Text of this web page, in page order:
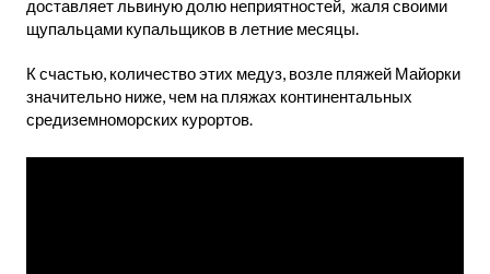
доставляет львиную долю неприятностей, жаля своими
щупальцами купальщиков в летние месяцы.
К счастью, количество этих медуз, возле пляжей Майорки
значительно ниже, чем на пляжах континентальных
средиземноморских курортов.